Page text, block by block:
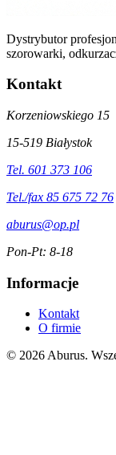
Dystrybutor
szorowarki,
Kontakt
Korzeniowskiego 15
15-519 Białystok
Tel. 601 373 106
Tel./fax 85 675 72 76
aburus@op.pl
Pon-Pt: 8-18
Informacje
Kontakt
O firmie
© 2026 Aburus.